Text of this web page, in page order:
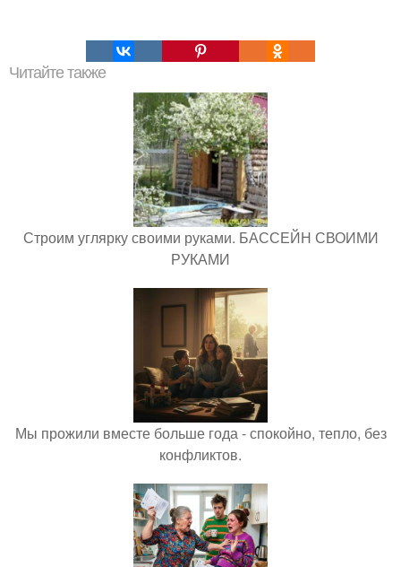
Читайте также
Строим углярку своими руками. БАССЕЙН СВОИМИ
РУКАМИ
Мы прожили вместе больше года - спокойно, тепло, без
конфликтов.